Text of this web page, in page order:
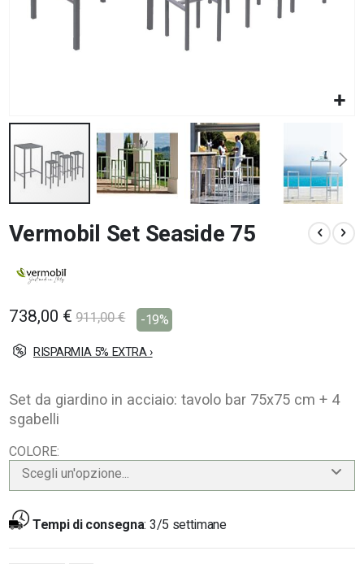
all'inizio
della
di
Vermobil Set Seaside 75
738,00 € 911,00 € -19%
RISPARMIA 5% EXTRA ›
Set da giardino in acciaio: tavolo bar 75x75 cm + 4
sgabelli
COLORE
Scegli un'opzione...
Tempi di consegna: 3/5 settimane